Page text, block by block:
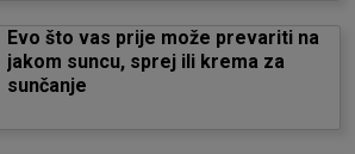
Evo što vas prije može prevariti na
jakom suncu, sprej ili krema za
sunčanje